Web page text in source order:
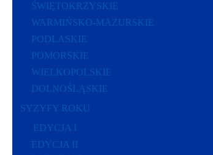
ŚWIĘTOKRZYSKIE
WARMIŃSKO-MAZURSKIE
PODLASKIE
POMORSKIE
WIELKOPOLSKIE
DOLNOŚLĄSKIE
SYZYFY ROKU
EDYCJA I
EDYCJA II